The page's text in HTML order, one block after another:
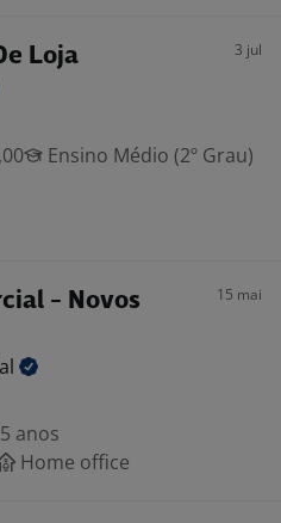
Loja 3 jul
Ensino Médio (2º Grau)
- Novos
15 mai
anos
Home office